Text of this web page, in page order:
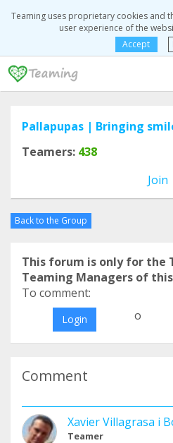
Teaming uses proprietary cookies and
user experience of the
Accept
Pallapupas | Bringing
Teamers: 438
Join
Back to the Group
This forum is only for the
Teaming Managers of
To comment:
Login o
Comment
Xavier Villagrasa i
Teamer